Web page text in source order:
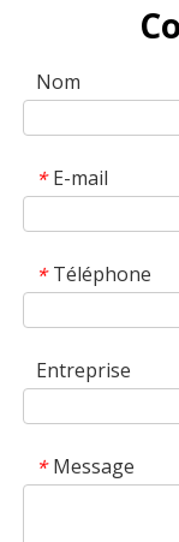
Nom
* E-mail
* Téléphone
Entreprise
* Message